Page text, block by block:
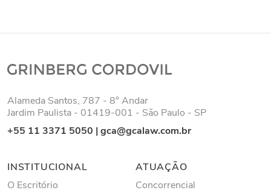
Alameda Santos, 787 - 8° Andar
Jardim Paulista - 01419-001 - São Paulo - SP
+55 11 3371 5050 |gca@gcalaw.com.br
INSTITUCIONAL
O Escritório
ATUAÇÃO
Concorrencial